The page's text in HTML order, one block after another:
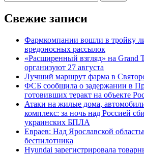
Свежие записи
Фармкомпании вошли в тройку
вредоносных рассылок
«Расширенный взгляд» на Grand
организуют 27 августа
Лучший маршрут фарма в
ФСБ сообщила о задержании в
готовивших теракт на объекте
Атаки на жилые дома,
комплекс: за ночь над Россией
украинских БПЛА
Евраев: Над Ярославской
беспилотника
Hyundai зарегистрировала